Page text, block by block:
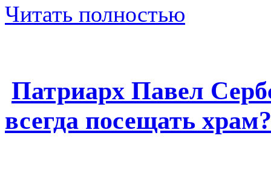
Читать полностью
Патриарх Павел
всегда посещать храм?